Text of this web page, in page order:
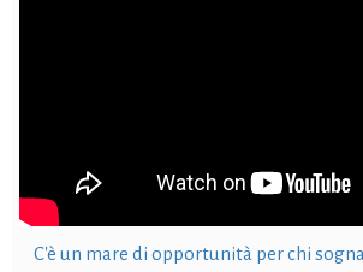
C'è un mare di opportunità per chi